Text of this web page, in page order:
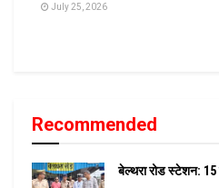
July 25, 2026
Recommended
बेल्थरा रोड स्टेशन: 15